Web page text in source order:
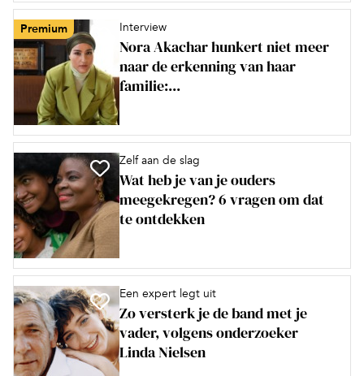
Premium Interview
Nora Akachar hunkert niet meer
naar de erkenning van haar
familie:...
Zelf aan de slag
Wat heb je van je ouders
meegekregen? 6 vragen om dat
te ontdekken
Een expert legt uit
Zo versterk je de band met je
vader, volgens onderzoeker
Linda Nielsen